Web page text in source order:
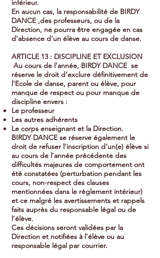
inférieur.
En aucun cas, la responsabilité de BIRDY
DANCE ,des professeurs, ou de la
Direction, ne pourra être engagée en cas
d’absence d’un élève au cours de danse.
ARTICLE 13 : DISCIPLINE ET EXCLUSION
Au cours de l’année, BIRDY DANCE se
réserve le droit d’exclure définitivement de
l'Ecole de danse, parent ou élève, pour
manque de respect ou pour manque de
discipline envers :
Le professeur
Les autres adhérents
Le corps enseignant et la Direction.
BIRDY DANCE se réserve également le
droit de refuser l’inscription d’un(e) élève si
au cours de l’année précédente des
difficultés majeures de comportement ont
été constatées (perturbation pendant les
cours, non-respect des clauses
mentionnées dans le règlement intérieur)
et ce malgré les avertissements et rappels
faits auprès du responsable légal ou de
l’élève.
Ces décisions seront validées par la
Direction et notifiées à l’élève ou au
responsable légal par courrier.